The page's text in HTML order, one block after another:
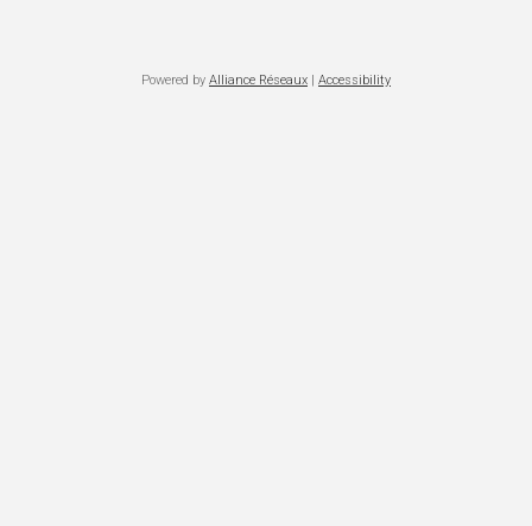
Powered by Alliance Réseaux | Accessibility